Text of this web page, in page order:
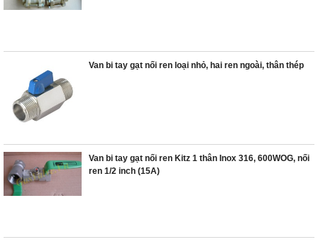
Van bi tay gạt nối ren loại nhỏ, hai ren ngoài, thân thép
Van bi tay gạt nối ren Kitz 1 thân Inox 316, 600WOG, nối
ren 1/2 inch (15A)